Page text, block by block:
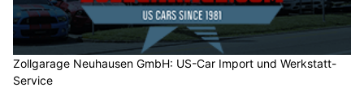
Zollgarage Neuhausen GmbH: US-Car Import und Werkstatt-
Service